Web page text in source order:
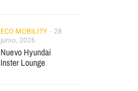
ECO MOBILITY
28
junio, 2026
Nuevo Hyundai
Inster Lounge